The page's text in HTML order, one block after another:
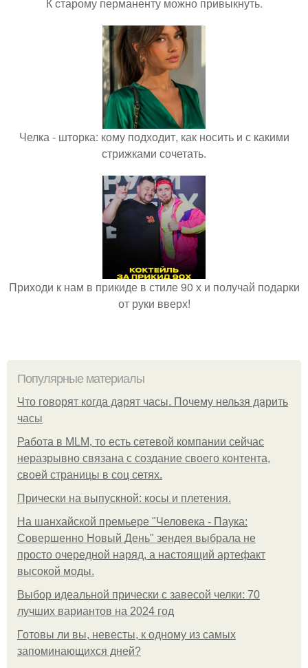
Челка - шторка: кому подходит, как носить и с какими
стрижками сочетать.
Приходи к нам в прикиде в стиле 90 х и получай подарки
от руки вверх!
Популярные материалы
Что говорят когда дарят часы. Почему нельзя дарить
часы
Работа в MLM, то есть сетевой компании сейчас
неразрывно связана с создание своего контента,
своей страницы в соц сетях.
Прически на выпускной: косы и плетения.
На шанхайской премьере "Человека - Паука:
Совершенно Новый День" зендея выбрала не
просто очередной наряд, а настоящий артефакт
высокой моды.
Выбор идеальной прически с завесой челки: 70
лучших вариантов на 2024 год
Готовы ли вы, невесты, к одному из самых
запоминающихся дней?